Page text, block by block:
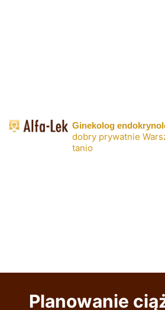
Ginekolog
dobry prywatnie
tanio
Planowanie